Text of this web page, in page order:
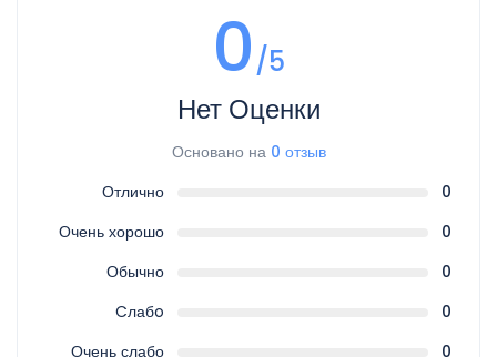
0/5
Нет Оценки
Основано на 0 отзыв
Отлично
0
Очень хорошо
0
Обычно
0
Cлабo
0
Очень слабо
0